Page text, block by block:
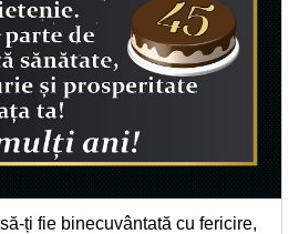
ți fie binecuvântată cu fericire,